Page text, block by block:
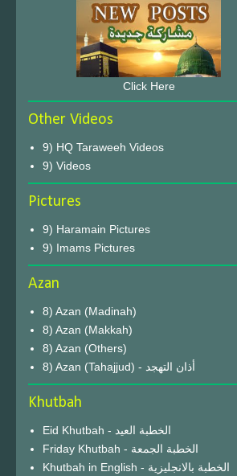
Click Here
Other Videos
9) HQ Taraweeh Videos
9) Videos
Pictures
9) Haramain Pictures
9) Imams Pictures
Azan
8) Azan (Madinah)
8) Azan (Makkah)
8) Azan (Others)
8) Azan (Tahajjud) - أذان التهجد
Khutbah
Eid Khutbah - الخطبة العيد
Friday Khutbah - الخطبة الجمعة
Khutbah in English - الخطبة بالانجليزية